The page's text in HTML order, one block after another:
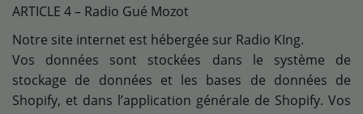
ARTICLE 4 – Radio Gué Mozot
Notre site internet est hébergée sur Radio KIng.
Vos données sont stockées dans le système de
stockage de données et les bases de données de
Shopify, et dans l’application générale de Shopify. Vos